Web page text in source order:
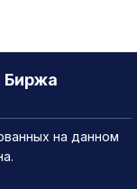
2
1 1,050
36
Биржа
на данном